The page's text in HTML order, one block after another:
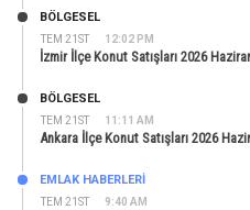
TEM 21ST 12:02 PM
BÖLGESEL
İzmir İlçe Konut Satışları 2026
TEM 21ST 11:11 AM
BÖLGESEL
Ankara İlçe Konut Satışları 2026
TEM 21ST 9:40 AM
EMLAK HABERLERI